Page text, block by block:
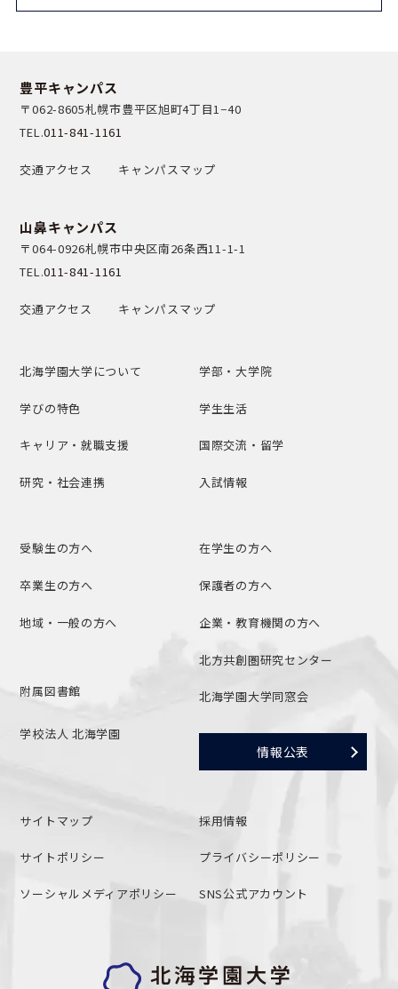
豊平キャンパス
〒062-8605札幌市豊平区旭町4丁目1−40
TEL.011-841-1161
交通アクセス キャンパスマップ
山鼻キャンパス
〒064-0926札幌市中央区南26条西11-1-1
TEL.011-841-1161
交通アクセス キャンパスマップ
北海学園大学について 学部・大学院
学びの特色 学生生活
キャリア・就職支援 国際交流・留学
研究・社会連携 入試情報
受験生の方へ 在学生の方へ
卒業生の方へ 保護者の方へ
地域・一般の方へ 企業・教育機関の方へ
附属図書館
北方共創圏研究センター
北海学園大学同窓会
学校法人 北海学園
情報公表
サイトマップ 採用情報
サイトポリシー プライバシーポリシー
ソーシャルメディアポリシー SNS公式アカウント